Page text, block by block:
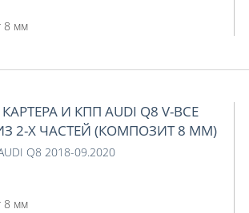
8 мм
И КПП AUDI Q8 V-ВСЕ
2-Х ЧАСТЕЙ (КОМПОЗИТ 8 ММ)
Q8 2018-09.2020
8 мм